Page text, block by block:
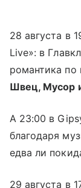
28 августа в
Live»: в
романтика
Швец, Мусор
А 23:00 в
благодаря
едва ли
29 августа в